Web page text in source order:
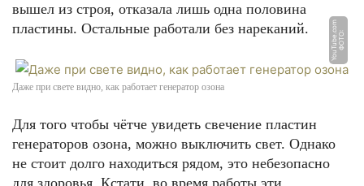
вышел из строя, отказала лишь одна половина
пластины. Остальные работали без нареканий.
Ф
О
Т
О:
Y
o
u
T
u
b
e.
c
o
m
Даже при свете видно, как работает генератор озона
Для того чтобы чётче увидеть свечение пластин
генераторов озона, можно выключить свет. Однако
не стоит долго находиться рядом, это небезопасно
для здоровья. Кстати, во время работы эти